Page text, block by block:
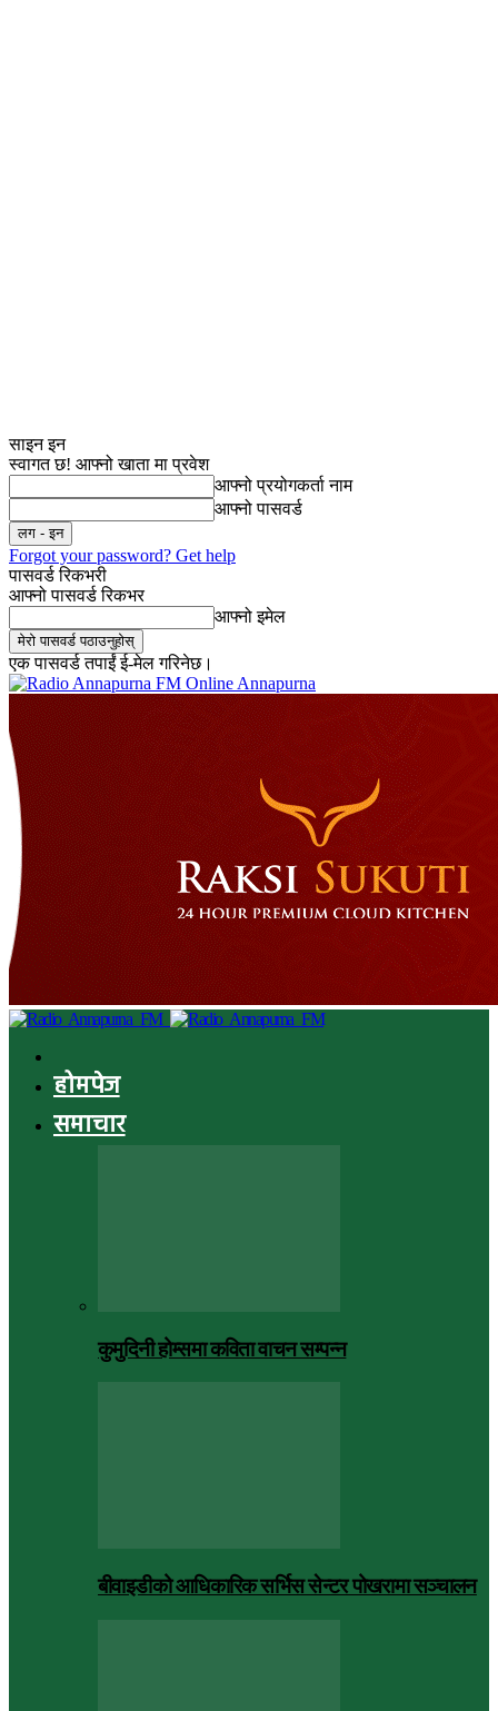
साइन इन
स्वागत छ! आफ्नो खाता मा प्रवेश
आफ्नो प्रयोगकर्ता नाम
आफ्नो पासवर्ड
Forgot your password? Get help
पासवर्ड रिकभरी
आफ्नो पासवर्ड रिकभर
आफ्नो इमेल
एक पासवर्ड तपाईं ई-मेल गरिनेछ।
Online Annapurna
होमपेज
समाचार
कुमुदिनी होम्समा कविता वाचन सम्पन्न
बीवाइडीको आधिकारिक सर्भिस सेन्टर पोखरामा सञ्चालन